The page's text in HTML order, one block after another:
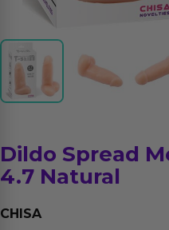
Dildo Spread
4.7 Natural
CHISA